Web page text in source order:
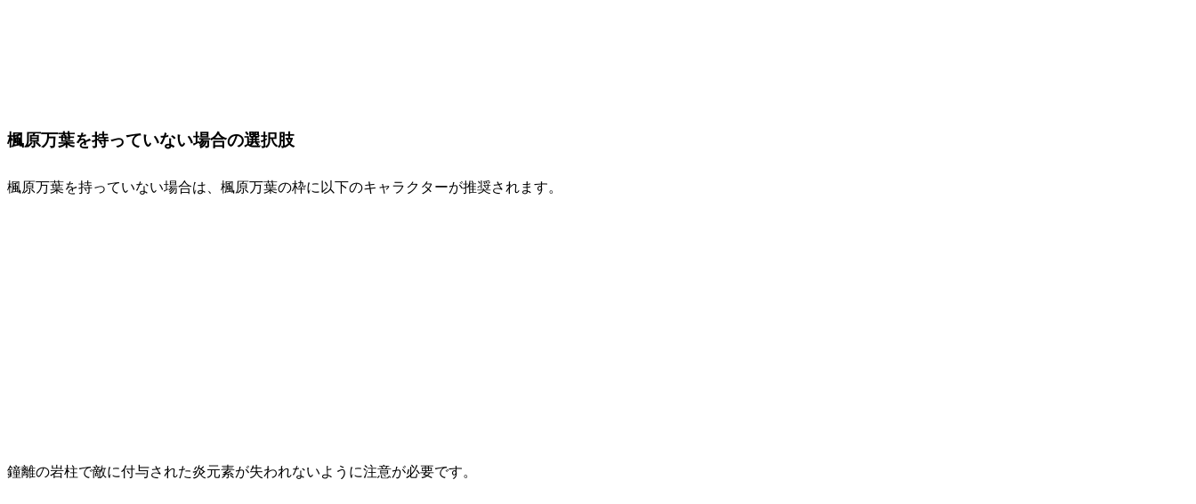
楓原万葉を持っていない場合の選択肢
楓原万葉を持っていない場合は、楓原万葉の枠に以下のキャラクターが推奨されます。
鐘離の岩柱で敵に付与された炎元素が失われないように注意が必要です。